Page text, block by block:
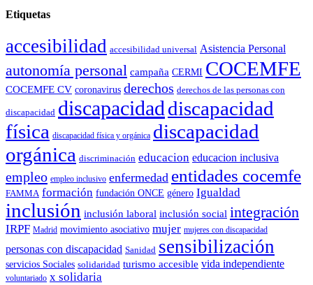
Etiquetas
accesibilidad accesibilidad universal Asistencia Personal
autonomía personal campaña CERMI COCEMFE
COCEMFE CV coronavirus derechos derechos de las personas con
discapacidad discapacidad discapacidad
física discapacidad física y orgánica discapacidad
orgánica discriminación educacion educacion inclusiva
empleo empleo inclusivo enfermedad entidades cocemfe
FAMMA formación fundación ONCE género Igualdad
inclusión inclusión laboral inclusión social integración
IRPF Madrid movimiento asociativo mujer mujeres con discapacidad
personas con discapacidad Sanidad sensibilización
servicios Sociales solidaridad turismo accesible vida independiente
voluntariado x solidaria